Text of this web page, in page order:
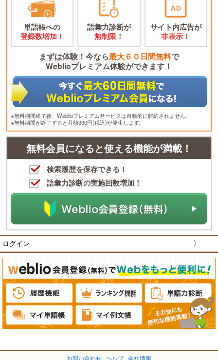
単語帳への
登録数増加！
語彙力診断が
無制限！
サイト内広告が
非表示！
まずは体験！今なら最大６０日間無料で
Weblioプレミアム体験ができます！
※無料期間終了後、Weblioプレミアムサービスは自動的に解約されません。
※無料期間が終了すると月額330円(税込)が発生します。
無料会員になると使える機能が満載！
検索履歴を保存できる！
語彙力診断の実施回数増加！
ログイン 〉
お問い合わせ ヘルプ 会社情報